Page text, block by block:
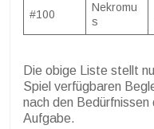
#100
Nekromu
s
Die obige Liste stellt
Spiel verfügbaren
nach den
Aufgabe.